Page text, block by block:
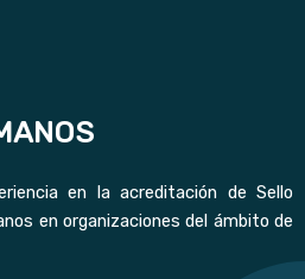
en la acreditación de Sello
en organizaciones del ámbito de